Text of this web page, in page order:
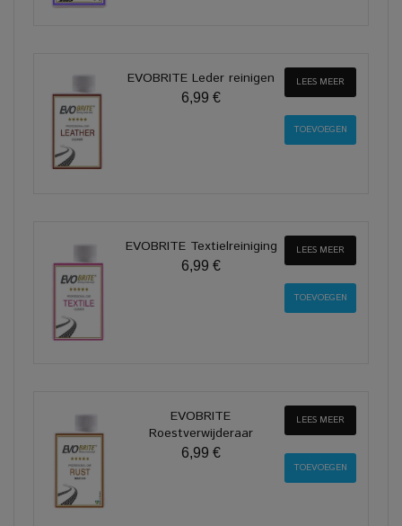
EVOBRITE Leder reinigen
6,99 €
LEES MEER
EVOBRITE Textielreiniging
6,99 €
LEES MEER
EVOBRITE
Roestverwijderaar
6,99 €
LEES MEER